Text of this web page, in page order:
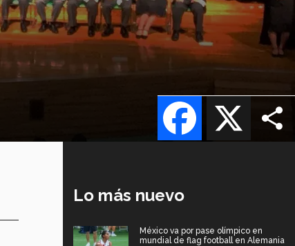
X
Facebook
Lo más nuevo
México va por pase olímpico en
mundial de flag football en Alemania